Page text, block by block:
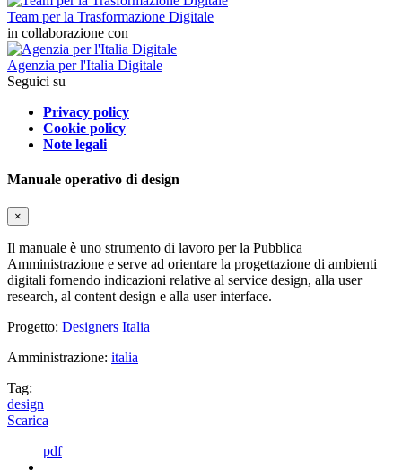
Team per la Trasformazione Digitale
in collaborazione con
Agenzia per l'Italia Digitale
Seguici su
Privacy policy
Cookie policy
Note legali
Manuale operativo di design
×
Il manuale è uno strumento di lavoro per la Pubblica
Amministrazione e serve ad orientare la progettazione di ambienti
digitali fornendo indicazioni relative al service design, alla user
research, al content design e alla user interface.
Progetto: Designers Italia
Amministrazione: italia
Tag:
design
Scarica
pdf